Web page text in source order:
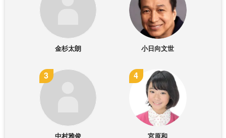
金杉太朗 小日向文世
中村雅俊 宮原和